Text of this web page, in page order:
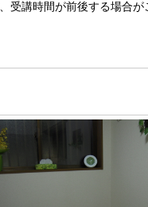
受講時間が前後する場合が